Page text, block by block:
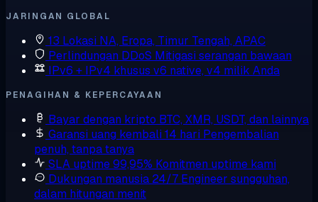
JARINGAN GLOBAL
13 Lokasi NA, Eropa, Timur Tengah, APAC
Perlindungan DDoS Mitigasi serangan bawaan
IPv6 + IPv4 khusus v6 native, v4 milik Anda
PENAGIHAN & KEPERCAYAAN
Bayar dengan kripto BTC, XMR, USDT, dan lainnya
Garansi uang kembali 14 hari Pengembalian
penuh, tanpa tanya
SLA uptime 99,95% Komitmen uptime kami
Dukungan manusia 24/7 Engineer sungguhan,
dalam hitungan menit